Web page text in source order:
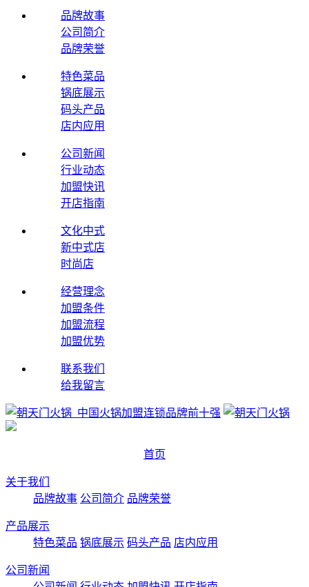
品牌故事
公司简介
品牌荣誉
特色菜品
锅底展示
码头产品
店内应用
公司新闻
行业动态
加盟快讯
开店指南
文化中式
新中式店
时尚店
经营理念
加盟条件
加盟流程
加盟优势
联系我们
给我留言
首页
关于我们
品牌故事 公司简介 品牌荣誉
产品展示
特色菜品 锅底展示 码头产品 店内应用
公司新闻